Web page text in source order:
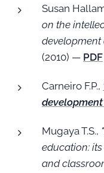
Susan
on the
(2010) — PDF
Carneiro F.P.,
Mugaya T.S.,
education:
and